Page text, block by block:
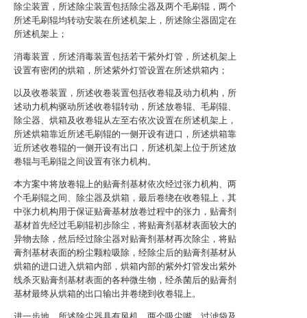
除尘装置，所述除尘装置包括除尘器及两个毛刷辊，两个
所述毛刷辊均转动安装在所述机架上，所述除尘器固定在
所述机架上；
消毒装置，所述消毒装置包括若干紫外灯管，所述机架上
设置有密闭的烘箱，所述紫外灯管设置在所述烘箱内；
以及收卷装置，所述收卷装置包括收卷辊及动力机构，所
述动力机构驱动所述收卷辊转动，所述放卷辊、毛刷辊、
除尘器、烘箱及收卷辊从左至右依次设置在所述机架上，
所述烘箱靠近所述毛刷辊的一侧开设有进口，所述烘箱靠
近所述收卷辊的一侧开设有出口，所述机架上位于所述放
卷辊与毛刷辊之间设置有张力机构。
本方案中将放卷辊上的贴膏剂基材依次经过张力机构、两
个毛刷辊之间、除尘器及烘箱，最后卷绕在收卷辊上，其
中张力机构用于保证贴膏基材放卷过程中的张力，贴膏剂
基材首先经过毛刷辊初步除尘，将贴膏剂基材表面较大的
异物去除，然后经过除尘器对贴膏剂基材再次除尘，将贴
膏剂基材表面的粉尘颗粒吸除，经除尘后的贴膏剂基材从
烘箱的进口进入烘箱内部，烘箱内部的紫外灯管发出紫外
线杀灭贴膏剂基材表面的各种微生物，经杀菌后的贴膏剂
基材最终从烘箱的出口输出并卷绕到收卷辊上。